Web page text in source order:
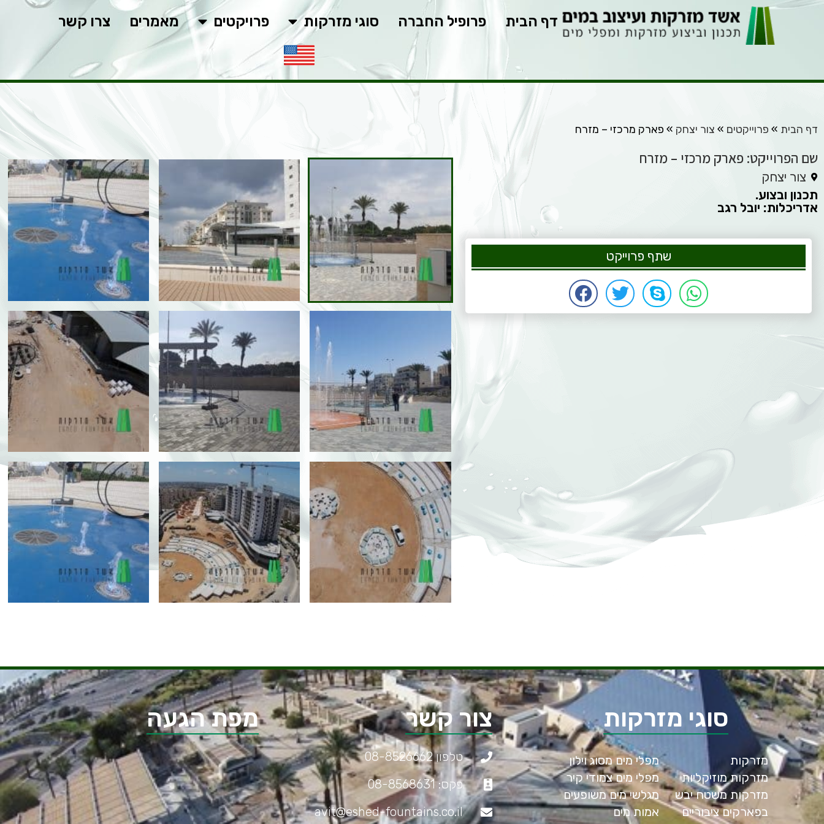
דף הבית פרופיל החברה סוגי מזרקות פרויקטים מאמרים צרו קשר
דף הבית » פרוייקטים » צור יצחק » פארק מרכזי – מזרח
שם הפרוייקט: פארק מרכזי – מזרח
צור יצחק
תכנון ובצוע.
אדריכלות: יובל רגב
שתף פרוייקט
סוגי מזרקות
מזרקות
מזרקות מוזיקליות
מזרקות משטח יבש
בפארקים ציבוריים
מפלי מים מסוג וילון
מפלי מים צמודי קיר
מגלשי מים משופעים
אמות מים
צור קשר
טלפון 08-8526662
פקס: 08-8568631
avit@eshed-fountains.co.il
מפת הגעה